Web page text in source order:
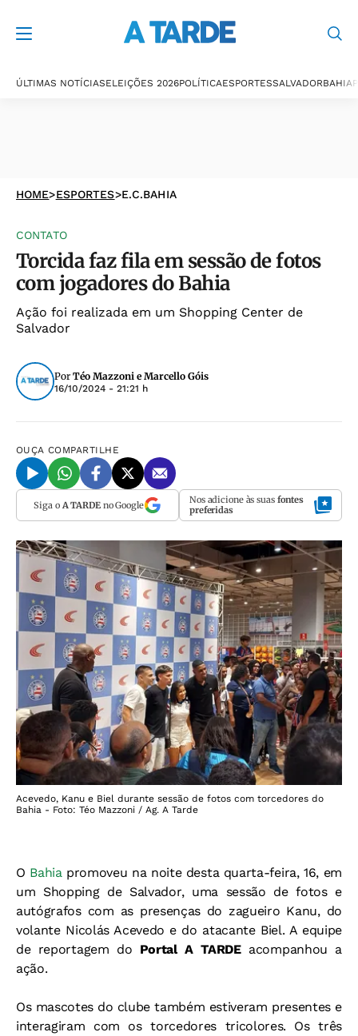
ÚLTIMAS NOTÍCIASELEIÇÕES 2026POLÍTICAESPORTESSALVADORBAHIA
HOME>ESPORTES>E.C.BAHIA
CONTATO
Torcida faz fila em sessão de fotos
com jogadores do Bahia
Ação foi realizada em um Shopping Center de
Salvador
Por Téo Mazzoni e Marcello Góis
16/10/2024 - 21:21 h
OUÇA COMPARTILHE
Siga o A TARDEno Google Nos adicione às suas fontes
preferidas
Acevedo, Kanu e Biel durante sessão de fotos com torcedores do
Bahia - Foto: Téo Mazzoni / Ag. A Tarde
O Bahiapromoveu na noite desta quarta-feira, 16, em
um Shopping de Salvador, uma sessão de fotos e
autógrafos com as presenças do zagueiro Kanu, do
volante Nicolás Acevedo e do atacante Biel. A equipe
de reportagem do Portal A TARDEacompanhou a
ação.
Os mascotes do clube também estiveram presentes e
interagiram com os torcedores tricolores. Os três